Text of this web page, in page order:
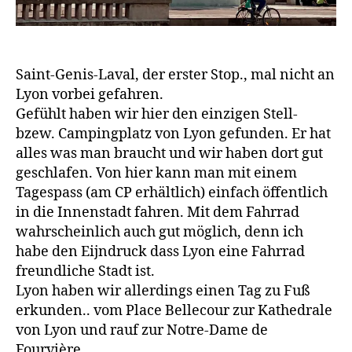
Saint-Genis-Laval, der erster Stop., mal nicht an
Lyon vorbei gefahren.
Gefühlt haben wir hier den einzigen Stell-
bzew. Campingplatz von Lyon gefunden. Er hat
alles was man braucht und wir haben dort gut
geschlafen. Von hier kann man mit einem
Tagespass (am CP erhältlich) einfach öffentlich
in die Innenstadt fahren. Mit dem Fahrrad
wahrscheinlich auch gut möglich, denn ich
habe den Eijndruck dass Lyon eine Fahrrad
freundliche Stadt ist.
Lyon haben wir allerdings einen Tag zu Fuß
erkunden.. vom Place Bellecour zur Kathedrale
von Lyon und rauf zur Notre-Dame de